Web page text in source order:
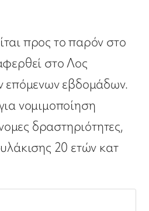
προς το παρόν στο
στο Λος
επόμενων εβδομάδων.
νομιμοποίηση
δραστηριότητες,
20 ετών κατ